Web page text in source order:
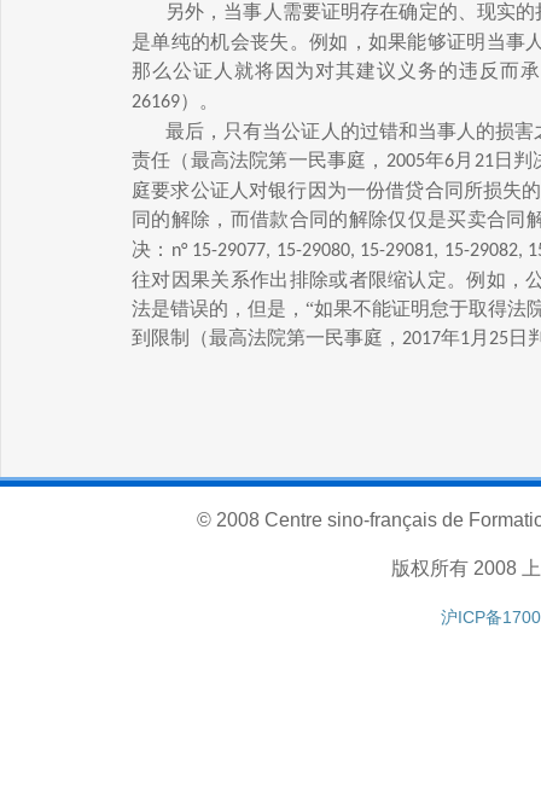
另外，当事人需要证明存在确定的、现实
是单纯的机会丧失。例如，如果能够证明当事
那么公证人就将因为对其建议义务的违反而
26169）。
最后，只有当公证人的过错和当事人的损
责任（最高法院第一民事庭， 2005年6月 21 日判
庭要求公证人对银行因为一份借贷合同所损失
同的解除，而借款合同的解除仅仅是买卖合同
决： n° 15-29077, 15-29080, 15-29081, 15-29082,
往对因果关系作出排除或者限缩认定。例如，
法是错误的，但是，“如果不能证明怠于取得法
到限制（最高法院第一民事庭， 2017年1月 25 日
© 2008 Centre sino-français de
版权所有 2008
沪ICP备